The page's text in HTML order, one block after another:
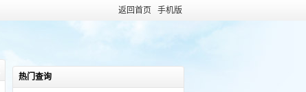
返回首页 手机版
热门查询